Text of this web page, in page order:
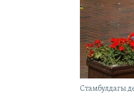
Стамбулдагы